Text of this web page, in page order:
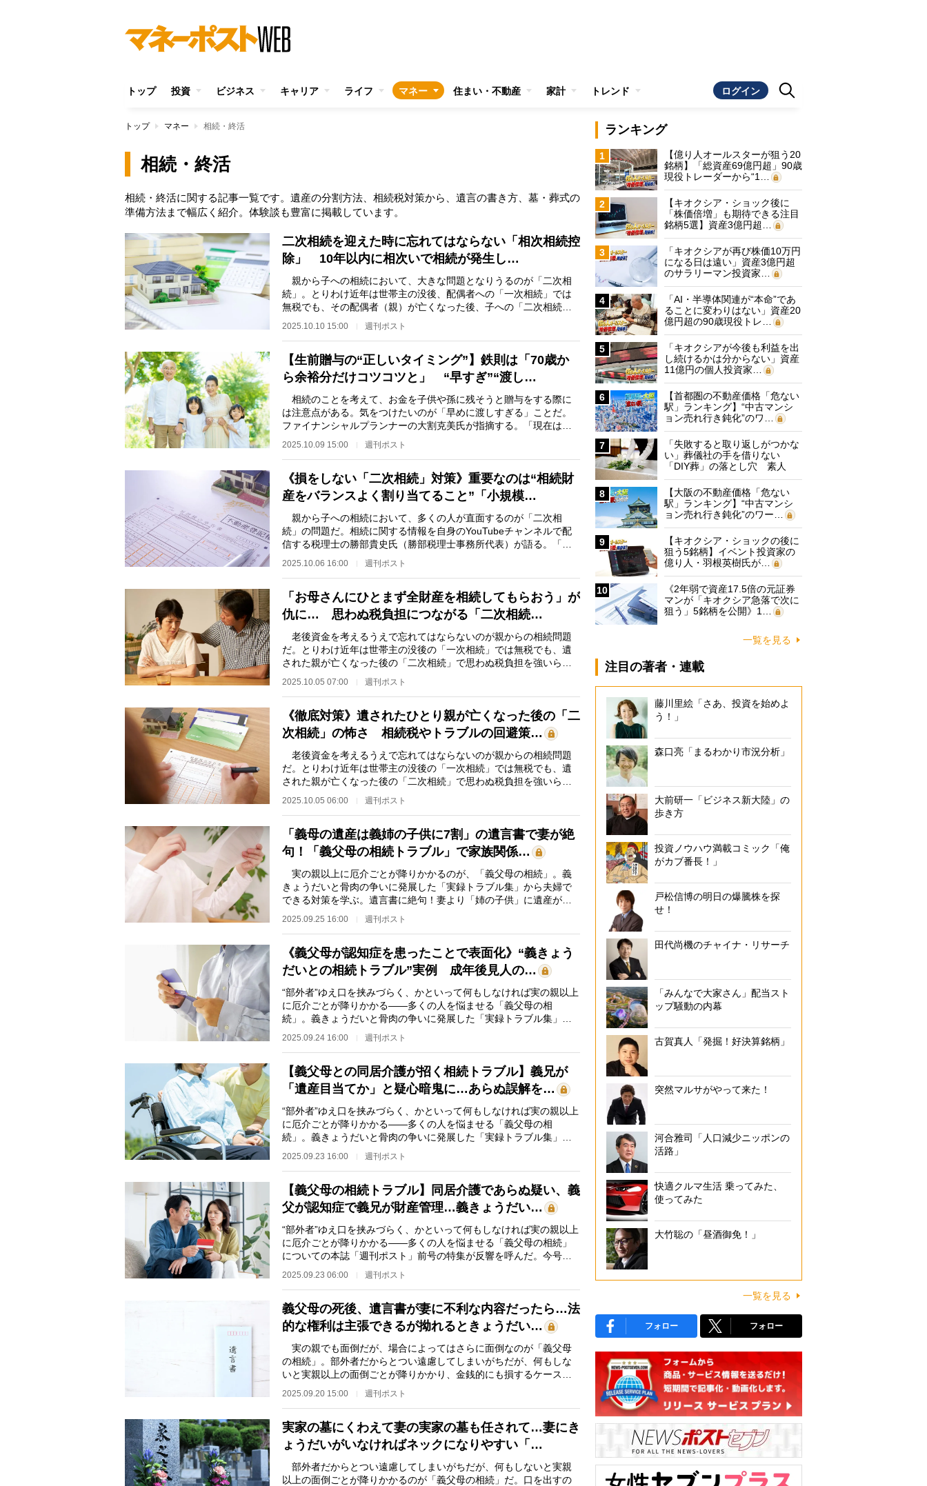
トップ 投資 ビジネス キャリア ライフ マネー 住まい・不動産 家計 トレンド ログイン
トップ マネー 相続・終活
相続・終活
相続・終活に関する記事一覧です。遺産の分割方法、相続税対策から、遺言の書き方、墓・葬式の
準備方法まで幅広く紹介。体験談も豊富に掲載しています。
二次相続を迎えた時に忘れてはならない「相次相続控
除」 10年以内に相次いで相続が発生し…
親から子への相続において、大きな問題となりうるのが「二次相
続」。とりわけ近年は世帯主の没後、配偶者への「一次相続」では
無税でも、その配偶者（親）が亡くなった後、子への「二次相続」
で思わぬ税負担を強…
2025.10.10 15:00 週刊ポスト
【生前贈与の“正しいタイミング”】鉄則は「70歳か
ら余裕分だけコツコツと」 “早すぎ”“渡し…
相続のことを考えて、お金を子供や孫に残そうと贈与をする際に
は注意点がある。気をつけたいのが「早めに渡しすぎる」ことだ。
ファイナンシャルプランナーの大割克美氏が指摘する。「現在は年
間110万円までの贈与…
2025.10.09 15:00 週刊ポスト
《損をしない「二次相続」対策》重要なのは“相続財
産をバランスよく割り当てること”「小規模…
親から子への相続において、多くの人が直面するのが「二次相
続」の問題だ。相続に関する情報を自身のYouTubeチャンネルで配
信する税理士の勝部貴史氏（勝部税理士事務所代表）が語る。「平
均余命から母が遺される…
2025.10.06 16:00 週刊ポスト
「お母さんにひとまず全財産を相続してもらおう」が
仇に… 思わぬ税負担につながる「二次相続…
老後資金を考えるうえで忘れてはならないのが親からの相続問題
だ。とりわけ近年は世帯主の没後の「一次相続」では無税でも、遺
された親が亡くなった後の「二次相続」で思わぬ税負担を強いられ
ることが少なくない…
2025.10.05 07:00 週刊ポスト
《徹底対策》遺されたひとり親が亡くなった後の「二
次相続」の怖さ 相続税やトラブルの回避策…
老後資金を考えるうえで忘れてはならないのが親からの相続問題
だ。とりわけ近年は世帯主の没後の「一次相続」では無税でも、遺
された親が亡くなった後の「二次相続」で思わぬ税負担を強いられ
ることが少なくない…
2025.10.05 06:00 週刊ポスト
「義母の遺産は義姉の子供に7割」の遺言書で妻が絶
句！「義父母の相続トラブル」で家族関係…
実の親以上に厄介ごとが降りかかるのが、「義父母の相続」。義
きょうだいと骨肉の争いに発展した「実録トラブル集」から夫婦で
できる対策を学ぶ。遺言書に絶句！妻より「姉の子供」に遺産が渡
る 愛知県在住の60…
2025.09.25 16:00 週刊ポスト
《義父母が認知症を患ったことで表面化》“義きょう
だいとの相続トラブル”実例 成年後見人の…
“部外者”ゆえ口を挟みづらく、かといって何もしなければ実の親以上
に厄介ごとが降りかかる――多くの人を悩ませる「義父母の相
続」。義きょうだいと骨肉の争いに発展した「実録トラブル集」か
ら夫婦でできる対策を学…
2025.09.24 16:00 週刊ポスト
【義父母との同居介護が招く相続トラブル】義兄が
「遺産目当てか」と疑心暗鬼に…あらぬ誤解を…
“部外者”ゆえ口を挟みづらく、かといって何もしなければ実の親以上
に厄介ごとが降りかかる――多くの人を悩ませる「義父母の相
続」。義きょうだいと骨肉の争いに発展した「実録トラブル集」か
ら夫婦でできる対策を学…
2025.09.23 16:00 週刊ポスト
【義父母の相続トラブル】同居介護であらぬ疑い、義
父が認知症で義兄が財産管理…義きょうだい…
“部外者”ゆえ口を挟みづらく、かといって何もしなければ実の親以上
に厄介ごとが降りかかる――多くの人を悩ませる「義父母の相続」
についての本誌「週刊ポスト」前号の特集が反響を呼んだ。今号で
は介護問題から遺産…
2025.09.23 06:00 週刊ポスト
義父母の死後、遺言書が妻に不利な内容だったら…法
的な権利は主張できるが拗れるときょうだい…
実の親でも面倒だが、場合によってはさらに面倒なのが「義父母
の相続」。部外者だからとつい遠慮してしまいがちだが、何もしな
いと実親以上の面倒ごとが降りかかり、金銭的にも損するケースが
珍しくない。揉めず…
2025.09.20 15:00 週刊ポスト
実家の墓にくわえて妻の実家の墓も任されて…妻にき
ょうだいがいなければネックになりやすい「…
部外者だからとつい遠慮してしまいがちだが、何もしないと実親
以上の面倒ごとが降りかかるのが「義父母の相続」だ。口を出すの
ランキング
1
【億り人オールスターが狙う20
銘柄】「総資産69億円超」90歳
現役トレーダーから“1…
2
【キオクシア・ショック後に
「株価倍増」も期待できる注目
銘柄5選】資産3億円超…
3
「キオクシアが再び株価10万円
になる日は遠い」資産3億円超
のサラリーマン投資家…
4
「AI・半導体関連が“本命”であ
ることに変わりはない」資産20
億円超の90歳現役トレ…
5
「キオクシアが今後も利益を出
し続けるかは分からない」資産
11億円の個人投資家…
6
【首都圏の不動産価格「危ない
駅」ランキング】“中古マンシ
ョン売れ行き鈍化”のワ…
7
「失敗すると取り返しがつかな
い」葬儀社の手を借りない
「DIY葬」の落とし穴 素人
に…
8
【大阪の不動産価格「危ない
駅」ランキング】“中古マンシ
ョン売れ行き鈍化”のワー…
9
【キオクシア・ショックの後に
狙う5銘柄】イベント投資家の
億り人・羽根英樹氏が…
10
《2年弱で資産17.5倍の元証券
マンが「キオクシア急落で次に
狙う」5銘柄を公開》1…
一覧を見る
注目の著者・連載
藤川里絵「さあ、投資を始めよ
う！」
森口亮「まるわかり市況分析」
大前研一「ビジネス新大陸」の
歩き方
投資ノウハウ満載コミック「俺
がカブ番長！」
戸松信博の明日の爆騰株を探
せ！
田代尚機のチャイナ・リサーチ
「みんなで大家さん」配当スト
ップ騒動の内幕
古賀真人「発掘！好決算銘柄」
突然マルサがやって来た！
河合雅司「人口減少ニッポンの
活路」
快適クルマ生活 乗ってみた、
使ってみた
大竹聡の「昼酒御免！」
一覧を見る
フォロー フォロー